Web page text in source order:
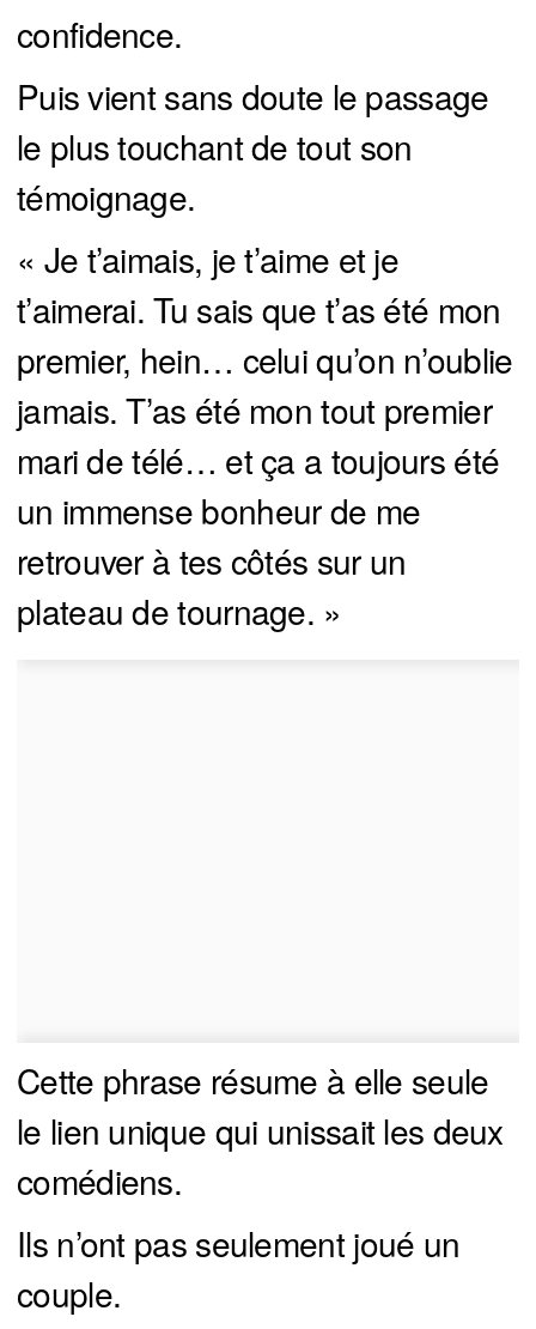
confidence.
Puis vient sans doute le passage
le plus touchant de tout son
témoignage.
« Je t’aimais, je t’aime et je
t’aimerai. Tu sais que t’as été mon
premier, hein… celui qu’on n’oublie
jamais. T’as été mon tout premier
mari de télé… et ça a toujours été
un immense bonheur de me
retrouver à tes côtés sur un
plateau de tournage. »
Cette phrase résume à elle seule
le lien unique qui unissait les deux
comédiens.
Ils n’ont pas seulement joué un
couple.